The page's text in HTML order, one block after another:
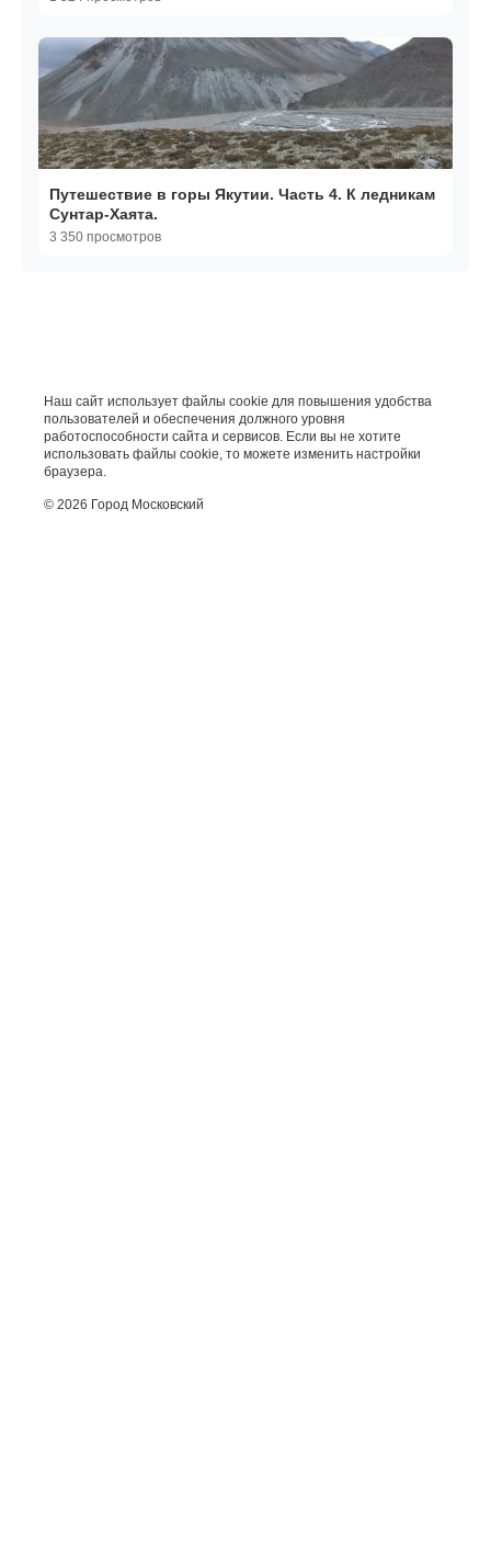
Путешествие в горы Якутии. Часть 4. К ледникам
Сунтар-Хаята.
3 350 просмотров
Наш сайт использует файлы cookie для повышения удобства
пользователей и обеспечения должного уровня
работоспособности сайта и сервисов. Если вы не хотите
использовать файлы cookie, то можете изменить настройки
браузера.
© 2026 Город Московский